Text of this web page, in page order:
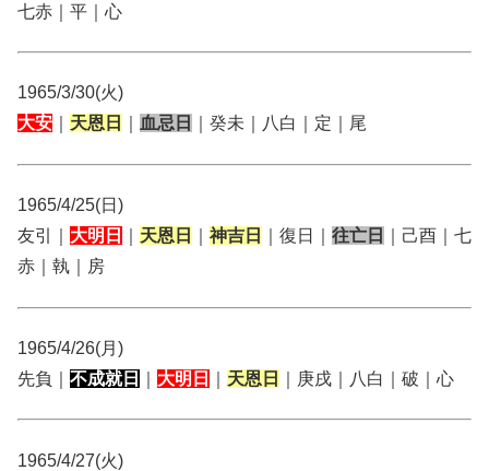
七赤｜平｜心
1965/3/30(火)
大安
天恩日 血忌日 ｜癸未｜八白｜定｜尾
1965/4/25(日)
友引｜ 大明日 天恩日 神吉日 ｜復日｜ 往亡日
｜己酉｜七
赤｜執｜房
1965/4/26(月)
先負｜ 不成就日 大明日 天恩日 ｜庚戌｜八白｜破｜心
1965/4/27(火)